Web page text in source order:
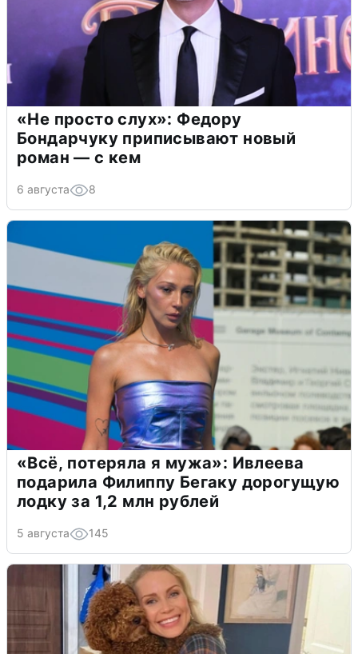
«Не просто слух»: Федору
Бондарчуку приписывают новый
роман — с кем
6 августа 8
«Всё, потеряла я мужа»: Ивлеева
подарила Филиппу Бегаку дорогущую
лодку за 1,2 млн рублей
5 августа 145